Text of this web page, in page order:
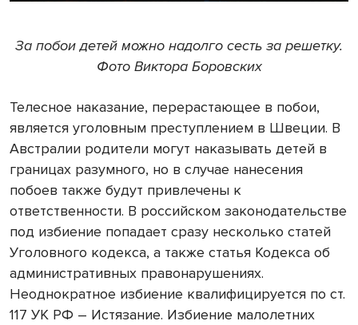
За побои детей можно надолго сесть за решетку.
Фото Виктора Боровских
Телесное наказание, перерастающее в побои,
является уголовным преступлением в Швеции. В
Австралии родители могут наказывать детей в
границах разумного, но в случае нанесения
побоев также будут привлечены к
ответственности. В российском законодательстве
под избиение попадает сразу несколько статей
Уголовного кодекса, а также статья Кодекса об
административных правонарушениях.
Неоднократное избиение квалифицируется по ст.
117 УК РФ – Истязание. Избиение малолетних